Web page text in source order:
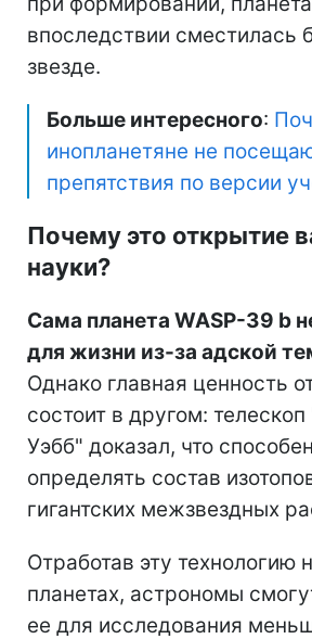
впоследствии сместилась
звезде.
Больше интересного:
инопланетяне не
препятствия по версии
Почему это открытие
науки?
Сама планета WASP-39 b
для жизни из-за адской
Однако главная ценность
состоит в другом:
Уэбб" доказал, что
определять состав
гигантских межзвездных
Отработав эту технологию
планетах, астрономы
ее для исследования